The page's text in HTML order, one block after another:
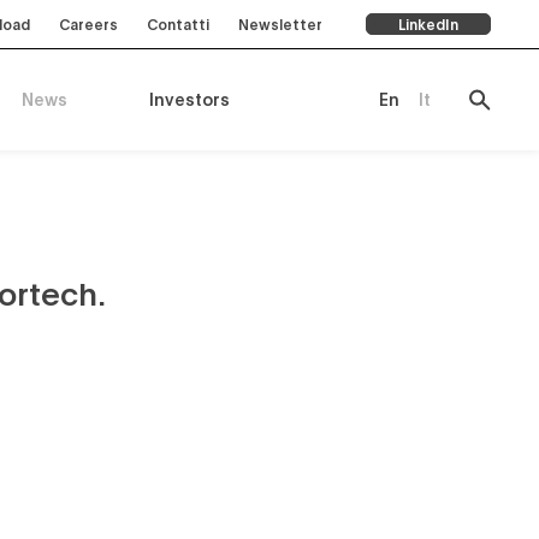
Careers Contatti Newsletter LinkedIn
News Investors En It